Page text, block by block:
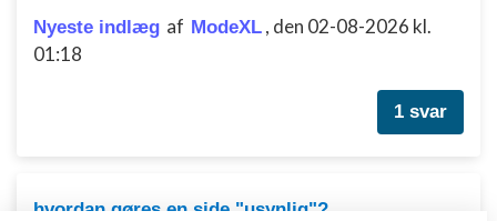
Nyeste indlæg af ModeXL , den 02-08-2026 kl.
01:18
1 svar
hvordan gøres en side "usynlig"?